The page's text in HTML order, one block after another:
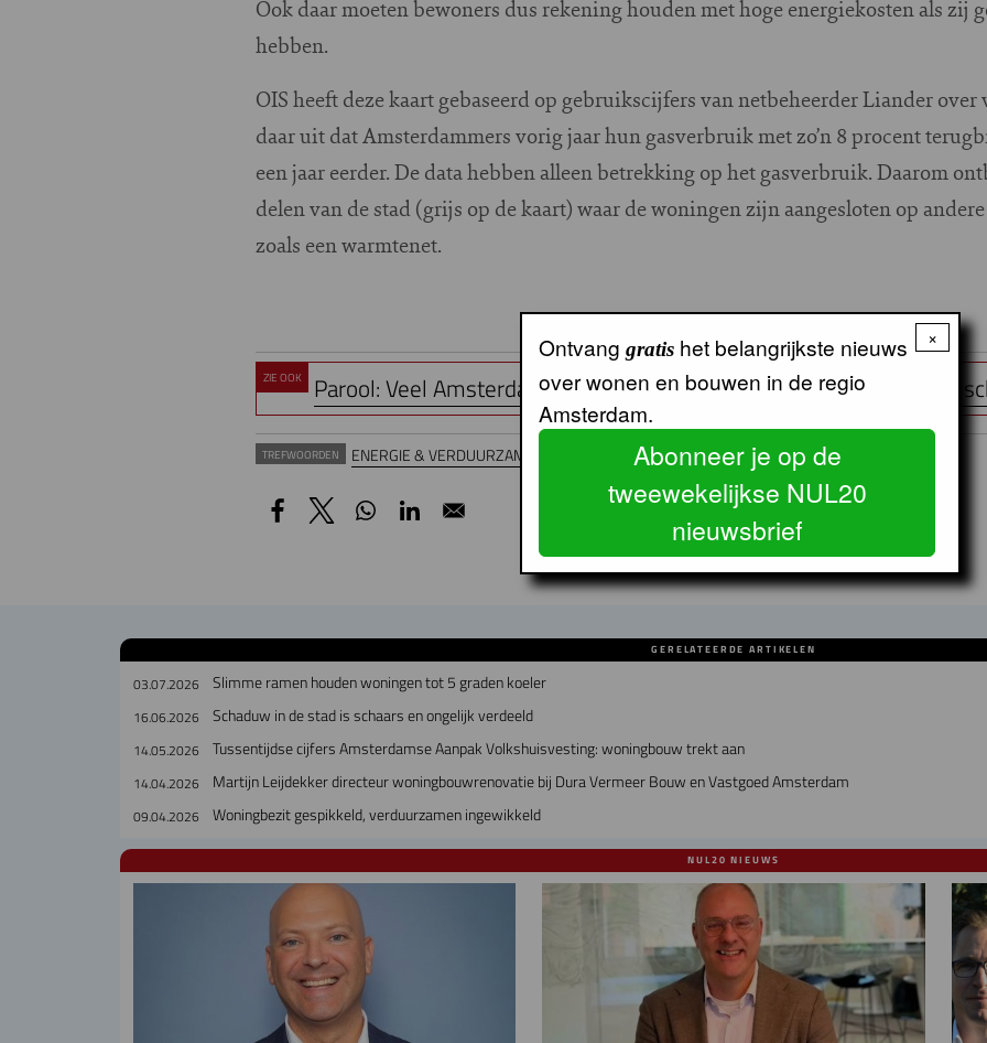
Ook daar moeten bewoners dus rekening houden met hoge energiekosten als zij
hebben.
OIS heeft deze kaart gebaseerd op gebruikscijfers van netbeheerder Liander over
daar uit dat Amsterdammers vorig jaar hun gasverbruik met zo’n 8 procent
een jaar eerder. De data hebben alleen betrekking op het gasverbruik. Daarom
delen van de stad (grijs op de kaart) waar de woningen zijn aangesloten op
zoals een warmtenet.
ZIE OOK Parool: Veel Amsterdamse huizen dreigen tóch door prijsplafond te
TREFWOORDEN ENERGIE & VERDUURZAMING
GERELATEERDE ARTIKELEN
03.07.2026 Slimme ramen houden woningen tot 5 graden koeler
16.06.2026 Schaduw in de stad is schaars en ongelijk verdeeld
14.05.2026 Tussentijdse cijfers Amsterdamse Aanpak Volkshuisvesting: woningbouw trekt aan
14.04.2026 Martijn Leijdekker directeur woningbouwrenovatie bij Dura Vermeer Bouw en Vastgoed Amsterdam
09.04.2026 Woningbezit gespikkeld, verduurzamen ingewikkeld
NUL20 NIEUWS
×
Ontvang gratis het belangrijkste nieuws
over wonen en bouwen in de regio
Amsterdam.
Abonneer je op de
tweewekelijkse NUL20
nieuwsbrief